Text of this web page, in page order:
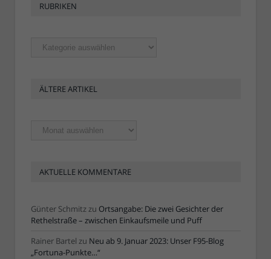
RUBRIKEN
Rubriken
ÄLTERE ARTIKEL
Ältere
Artikel
AKTUELLE KOMMENTARE
Günter Schmitzzu Ortsangabe: Die zwei Gesichter der
Rethelstraße – zwischen Einkaufsmeile und Puff
Rainer Bartel zu Neu ab 9. Januar 2023: Unser F95-Blog
„Fortuna-Punkte…“